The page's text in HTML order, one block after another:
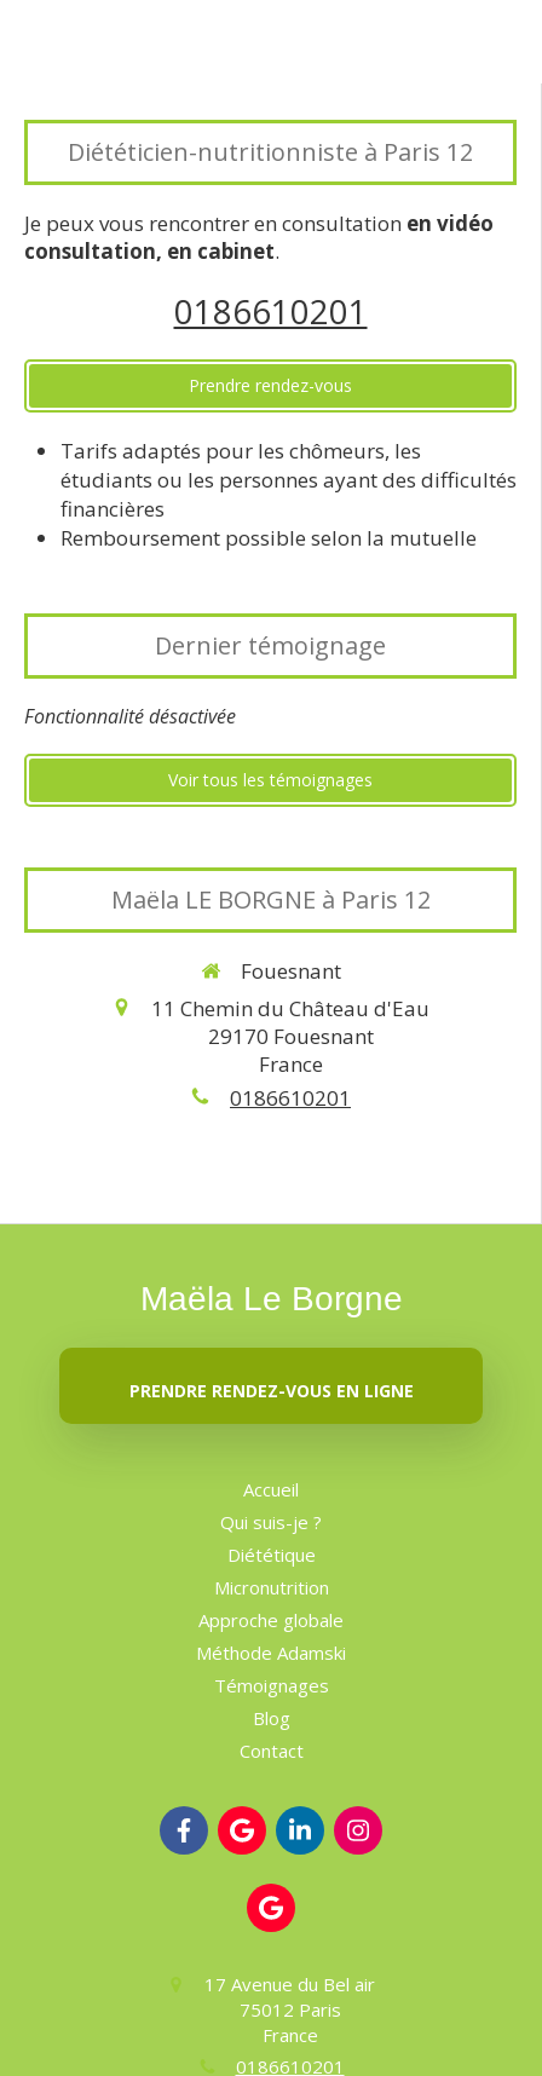
Diététicien-nutritionniste à Paris 12
Je peux vous rencontrer en consultation en vidéo
consultation, en cabinet.
0186610201
Prendre rendez-vous
Tarifs adaptés pour les chômeurs, les
étudiants ou les personnes ayant des difficultés
financières
Remboursement possible selon la mutuelle
Dernier témoignage
Fonctionnalité désactivée
Voir tous les témoignages
Maëla LE BORGNE à Paris 12
Fouesnant
11 Chemin du Château d'Eau
29170 Fouesnant
France
0186610201
Maëla Le Borgne
PRENDRE RENDEZ-VOUS EN LIGNE
Accueil
Qui suis-je ?
Diététique
Micronutrition
Approche globale
Méthode Adamski
Témoignages
Blog
Contact
17 Avenue du Bel air
75012 Paris
France
0186610201